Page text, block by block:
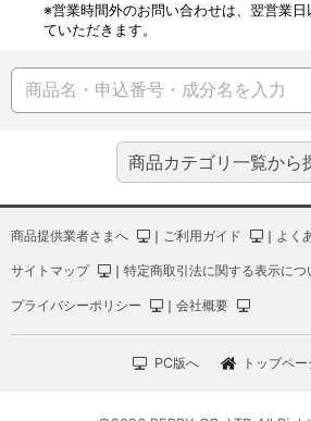
※営業時間外のお問い合わせは、翌営業
ていただきます。
商品カテゴリ一覧から
商品提供業者さまへ ｜ ご利用ガイド ｜ よく
サイトマップ ｜ 特定商取引法に関する表示につ
プライバシーポリシー ｜ 会社概要
PC版へ トップペ